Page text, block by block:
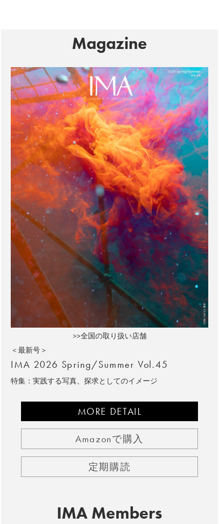
Magazine
>>全国の取り扱い店舗
＜最新号＞
IMA 2026 Spring/Summer Vol.45
特集：実践する写真、探求としてのイメージ
MORE DETAIL
Amazonで購入
定期購読
IMA Members